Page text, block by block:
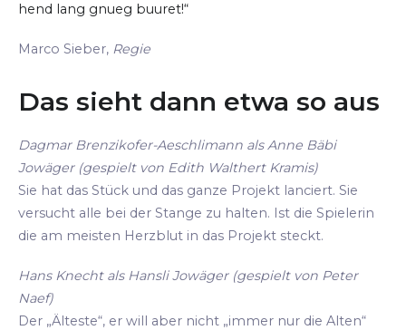
hend lang gnueg buuret!“
Marco Sieber, Regie
Das sieht dann etwa so aus
Dagmar Brenzikofer-Aeschlimann als Anne Bäbi
Jowäger (gespielt von Edith Walthert Kramis)
Sie hat das Stück und das ganze Projekt lanciert. Sie
versucht alle bei der Stange zu halten. Ist die Spielerin
die am meisten Herzblut in das Projekt steckt.
Hans Knecht als Hansli Jowäger (gespielt von Peter
Naef)
Der „Älteste“, er will aber nicht „immer nur die Alten“